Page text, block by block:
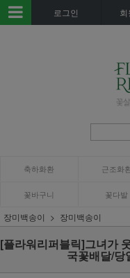
로그인 회
축하화환 근조화
꽃바구니 꽃다발
장미백송이 장미백송이
[플라워리퍼블릭]그녀가
국꽃배달/당